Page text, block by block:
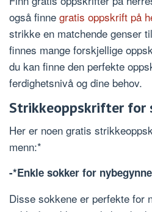
også finne gratis oppskrift på
strikke en matchende genser
finnes mange forskjellige
du kan finne den perfekte
ferdighetsnivå og dine behov.
Strikkeoppskrifter for
Her er noen gratis
menn:*
-*Enkle sokker for
Disse sokkene er perfekte for